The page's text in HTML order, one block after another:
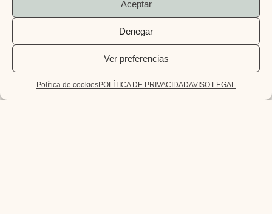
Aceptar
Denegar
Ver preferencias
Política de cookiesPOLÍTICA DE PRIVACIDADAVISO LEGAL